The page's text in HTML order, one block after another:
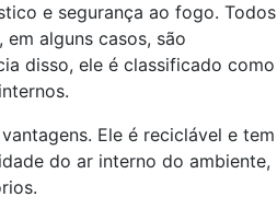
e segurança ao fogo. Todos
alguns casos, são
disso, ele é classificado como
Ele é reciclável e tem
do ar interno do ambiente,